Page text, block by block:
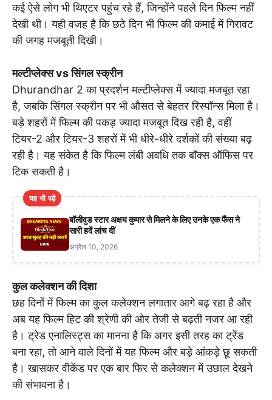
कई ऐसे लोग भी थिएटर पहुंच रहे हैं, जिन्होंने पहले दिन फिल्म नहीं
देखी थी। यही वजह है कि छठे दिन भी फिल्म की कमाई में गिरावट
की जगह मजबूती दिखी।
मल्टीप्लेक्स vs सिंगल स्क्रीन
Dhurandhar 2 का प्रदर्शन मल्टीप्लेक्स में ज्यादा मजबूत रहा
है, जबकि सिंगल स्क्रीन पर भी औसत से बेहतर रिस्पॉन्स मिला है।
बड़े शहरों में फिल्म की पकड़ ज्यादा मजबूत दिख रही है, वहीं
टियर-2 और टियर-3 शहरों में भी धीरे-धीरे दर्शकों की संख्या बढ़
रही है। यह संकेत है कि फिल्म लंबी अवधि तक बॉक्स ऑफिस पर
टिक सकती है।
यह भी पढ़ें
बॉलीवुड स्टार अक्षय कुमार से मिलने के लिए उनके एक फैंस ने
सारी हदें लांच दीं
अप्रैल 10, 2026
कुल कलेक्शन की दिशा
छह दिनों में फिल्म का कुल कलेक्शन लगातार आगे बढ़ रहा है और
अब यह फिल्म हिट की श्रेणी की ओर तेजी से बढ़ती नजर आ रही
है। ट्रेड एनालिस्ट्स का मानना है कि अगर इसी तरह का ट्रेंड
बना रहा, तो आने वाले दिनों में यह फिल्म और बड़े आंकड़े छू सकती
है। खासकर वीकेंड पर एक बार फिर से कलेक्शन में उछाल देखने
की संभावना है।